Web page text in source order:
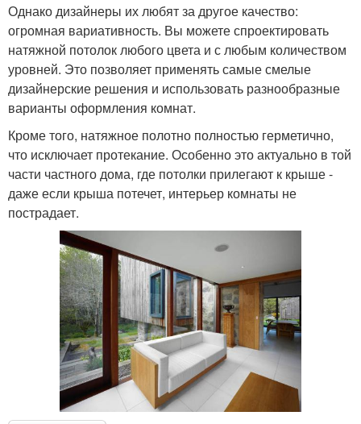
Однако дизайнеры их любят за другое качество:
огромная вариативность. Вы можете спроектировать
натяжной потолок любого цвета и с любым количеством
уровней. Это позволяет применять самые смелые
дизайнерские решения и использовать разнообразные
варианты оформления комнат.
Кроме того, натяжное полотно полностью герметично,
что исключает протекание. Особенно это актуально в той
части частного дома, где потолки прилегают к крыше -
даже если крыша потечет, интерьер комнаты не
пострадает.